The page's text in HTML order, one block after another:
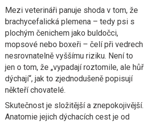
Mezi veterináři panuje shoda v tom, že
brachycefalická plemena – tedy psi s
plochým čenichem jako buldočci,
mopsové nebo boxeři – čelí při vedrech
nesrovnatelně vyššímu riziku. Není to
jen o tom, že „vypadají roztomile, ale hůř
dýchají“, jak to zjednodušeně popisují
někteří chovatelé.
Skutečnost je složitější a znepokojivější.
Anatomie jejich dýchacích cest je od